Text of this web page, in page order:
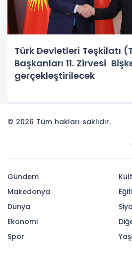
Türk Devletleri Teşkilatı
Başkanları 11. Zirvesi
gerçekleştirilecek
© 2026 Tüm hakları saklıdır.
Gündem
Makedonya
Dünya
Ekonomi
Spor